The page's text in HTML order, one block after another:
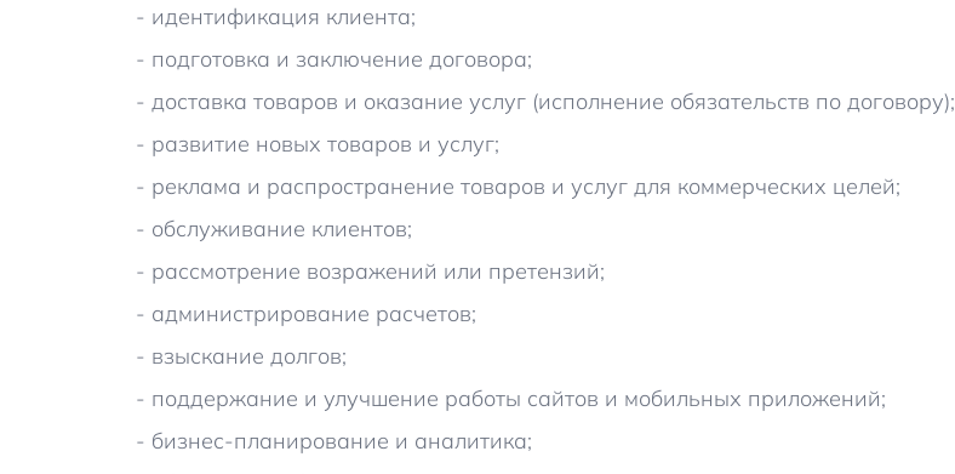
- идентификация клиента;
- подготовка и заключение договора;
- доставка товаров и оказание услуг (исполнение обязательств по договору);
- развитие новых товаров и услуг;
- реклама и распространение товаров и услуг для коммерческих целей;
- обслуживание клиентов;
- рассмотрение возражений или претензий;
- администрирование расчетов;
- взыскание долгов;
- поддержание и улучшение работы сайтов и мобильных приложений;
- бизнес-планирование и аналитика;